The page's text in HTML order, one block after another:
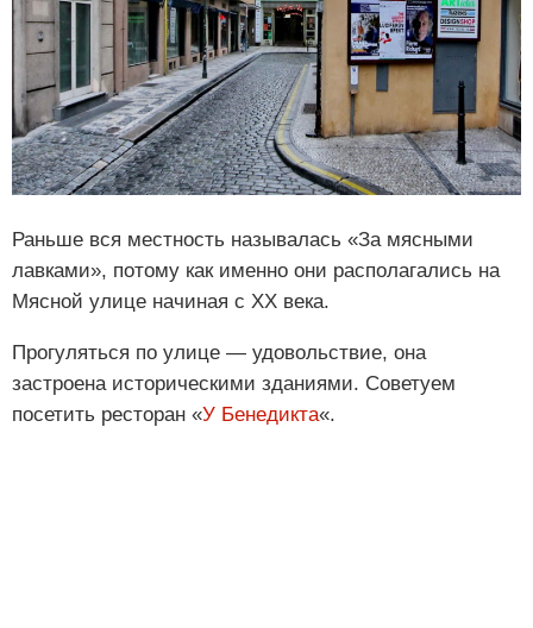
Раньше вся местность называлась «За мясными
лавками», потому как именно они располагались на
Мясной улице начиная с XX века.
Прогуляться по улице — удовольствие, она
застроена историческими зданиями. Советуем
посетить ресторан «У Бенедикта«.